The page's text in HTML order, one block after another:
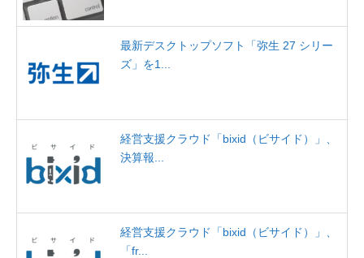
最新デスクトップソフト「弥生 27 シリー
ズ」を1...
経営支援クラウド「bixid（ビサイド）」、
決算報...
経営支援クラウド「bixid（ビサイド）」、
「fr...